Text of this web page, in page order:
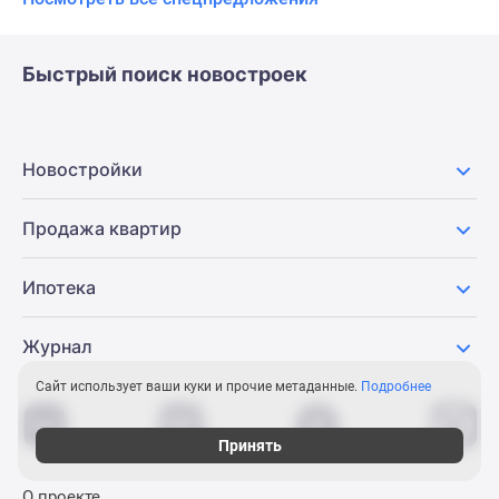
Быстрый поиск новостроек
Новостройки
Продажа квартир
Ипотека
Журнал
Сайт использует ваши куки и прочие метаданные. Подробнее
Принять